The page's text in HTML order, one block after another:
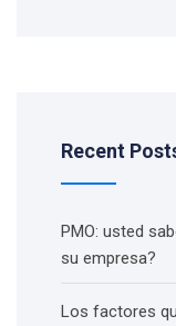
Recent
PMO: usted
su empresa?
Los factores